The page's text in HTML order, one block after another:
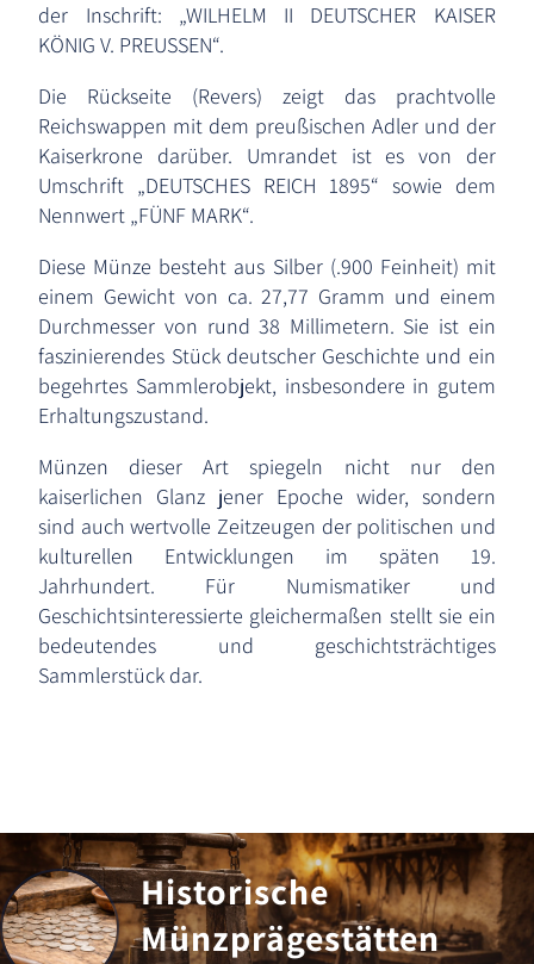
der Inschrift: „WILHELM II DEUTSCHER KAISER
KÖNIG V. PREUSSEN“.
Die Rückseite (Revers) zeigt das prachtvolle
Reichswappen mit dem preußischen Adler und der
Kaiserkrone darüber. Umrandet ist es von der
Umschrift „DEUTSCHES REICH 1895“ sowie dem
Nennwert „FÜNF MARK“.
Diese Münze besteht aus Silber (.900 Feinheit) mit
einem Gewicht von ca. 27,77 Gramm und einem
Durchmesser von rund 38 Millimetern. Sie ist ein
faszinierendes Stück deutscher Geschichte und ein
begehrtes Sammlerobjekt, insbesondere in gutem
Erhaltungszustand.
Münzen dieser Art spiegeln nicht nur den
kaiserlichen Glanz jener Epoche wider, sondern
sind auch wertvolle Zeitzeugen der politischen und
kulturellen Entwicklungen im späten 19.
Jahrhundert. Für Numismatiker und
Geschichtsinteressierte gleichermaßen stellt sie ein
bedeutendes und geschichtsträchtiges
Sammlerstück dar.
Historische
Münzprägestätten